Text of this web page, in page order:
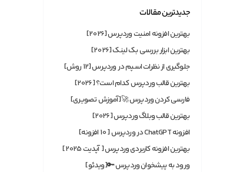
جدیدترین مقالات
بهترین افزونه امنیت وردپرس [2026]
بهترین ابزار بررسی بک لینک [2026]
جلوگیری از نظرات اسپم در وردپرس [12 روش]
بهترین قالب وردپرس کدام است؟ [2026]
فارسی کردن وردپرس 🚀[آموزش تصویری]
بهترین قالب وبلاگ وردپرس [2026]
افزونه ChatGPT در وردپرس [ 10 افزونه]
بهترین افزونه‌ کاربردی وردپرس [ آپدیت 2025]
ورود به پیشخوان وردپرس 🔑[ویدئو]